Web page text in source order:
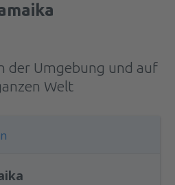
der Umgebung und auf
Welt